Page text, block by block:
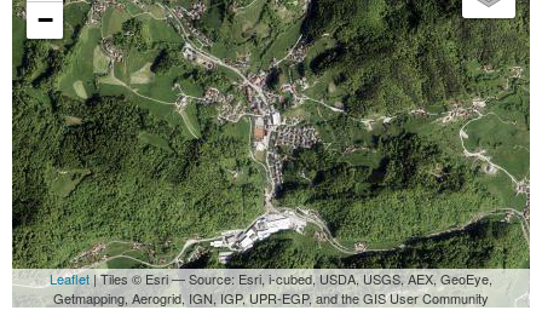
−
Leaflet | Tiles © Esri — Source: Esri, i-cubed, USDA, USGS, AEX, GeoEye,
Getmapping, Aerogrid, IGN, IGP, UPR-EGP, and the GIS User Community